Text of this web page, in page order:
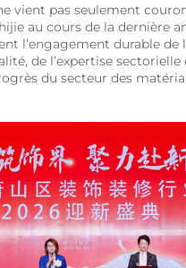
vient pas seulement
au cours de la dernière
l’engagement durable de
de l’expertise sectorielle
du secteur des